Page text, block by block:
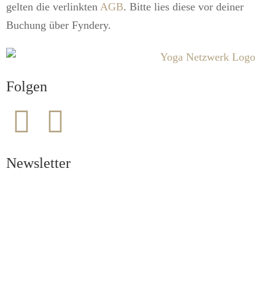
gelten die verlinkten AGB. Bitte lies diese vor deiner
Buchung über Fyndery.
Folgen
Newsletter